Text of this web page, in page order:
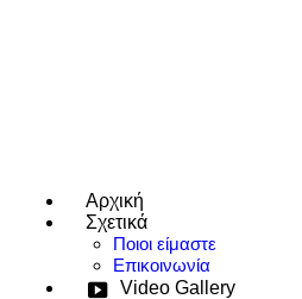
use up and down arrows to review
Αρχική
Σχετικά
Ποιοι είμαστε
Επικοινωνία
Video Gallery